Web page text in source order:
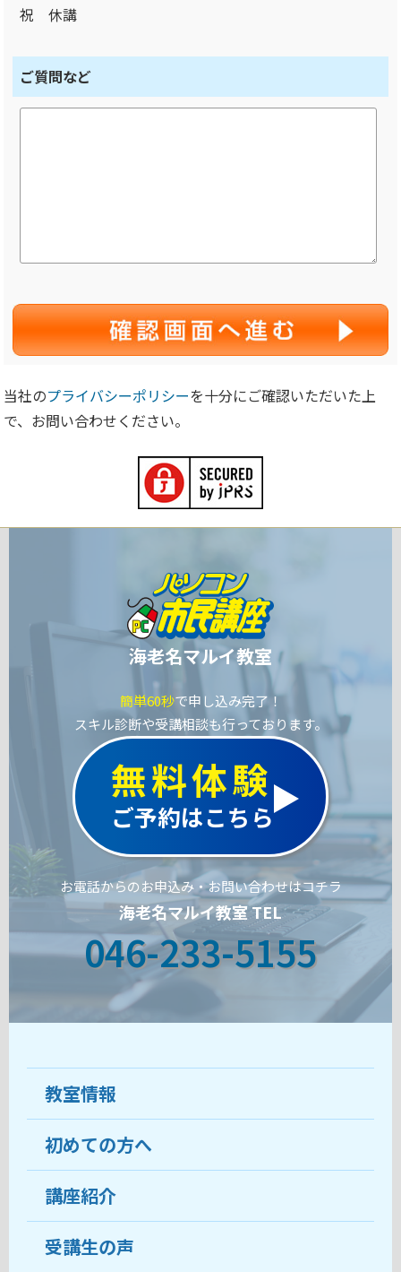
祝 休講
ご質問など
当社のプライバシーポリシーを十分にご確認いただいた上
で、お問い合わせください。
海老名マルイ教室
簡単60秒で申し込み完了！
スキル診断や受講相談も行っております。
無料体験
ご予約はこちら
お電話からのお申込み・お問い合わせはコチラ
海老名マルイ教室 TEL
046-233-5155
教室情報
教室について
受講生の声
おすすめ・人気の講座
初めての方へ
ココがおすすめ
料金
講座紹介
受講生の声